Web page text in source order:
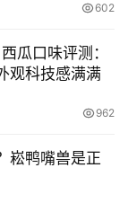
602
瓜口味评测：
观科技感满满
962
崧鸭嘴兽是正